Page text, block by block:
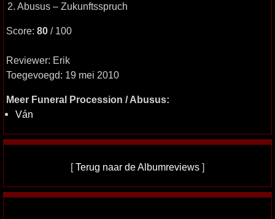
2. Abusus – Zukunftsspruch
Score: 80 / 100
Reviewer: Erik
Toegevoegd: 19 mei 2010
Meer Funeral Procession / Abusus:
Ván
[Terug naar de Albumreviews ]